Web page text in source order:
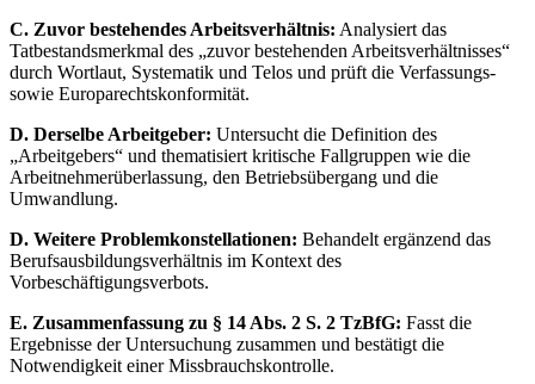
C. Zuvor bestehendes Arbeitsverhältnis: Analysiert das
Tatbestandsmerkmal des „zuvor bestehenden Arbeitsverhältnisses“
durch Wortlaut, Systematik und Telos und prüft die Verfassungs-
sowie Europarechtskonformität.
D. Derselbe Arbeitgeber: Untersucht die Definition des
„Arbeitgebers“ und thematisiert kritische Fallgruppen wie die
Arbeitnehmerüberlassung, den Betriebsübergang und die
Umwandlung.
D. Weitere Problemkonstellationen: Behandelt ergänzend das
Berufsausbildungsverhältnis im Kontext des
Vorbeschäftigungsverbots.
E. Zusammenfassung zu § 14 Abs. 2 S. 2 TzBfG: Fasst die
Ergebnisse der Untersuchung zusammen und bestätigt die
Notwendigkeit einer Missbrauchskontrolle.